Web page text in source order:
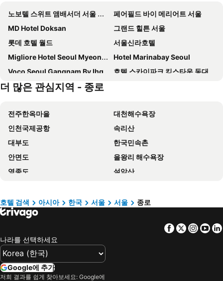
노보텔 스위트 앰배서더 서울 용산 - 서울드래곤시티
페어필드 바이 메리어트 서울
MD Hotel Doksan
그랜드 힐튼 서울
롯데 호텔 월드
서울신라호텔
Migliore Hotel Seoul Myeongdong
Hotel Marinabay Seoul
Voco Seoul Gangnam By Ihg
호텔 스카이파크 킹스타운 동대문점
인터시티 서울
토요코 인 서울 강남
서울앤호텔 동대문
Holiday Inn Express Seoul Hongdae By Ihg
Grand Hyatt Seoul
프레지던트호텔
그랜드 워커힐 서울
LOTTE City Hotel Guro
Four Points by Sheraton Josun, Seoul Station
호텔 리베라
Koreana Hotel
Insadong Crown Hotel
골든서울호텔
호텔 국도
Fraser Place Namdaemun Seoul
노보텔 앰배서더 서울 동대문 호텔 & 레지던스
JW 메리어트 호텔 서울
The Stay Classic Hotel Myeongdong
더 많은 관심지역 - 종로
전주한옥마을
대천해수욕장
인천국제공항
속리산
대부도
한국민속촌
안면도
을왕리 해수욕장
영종도
설악산
명동
망상 해수욕장
강남구
용산역
킨텍스
송도
호텔 검색 아시아 한국 서울 서울 종로
Facebook
Twitter
나라를 선택하세요
Google에 추가
저희 결과를 쉽게 찾아보세요: Google에